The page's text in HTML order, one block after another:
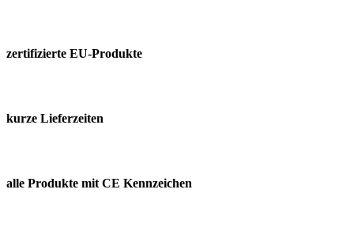
zertifizierte EU-Produkte
kurze Lieferzeiten
alle Produkte mit CE Kennzeichen